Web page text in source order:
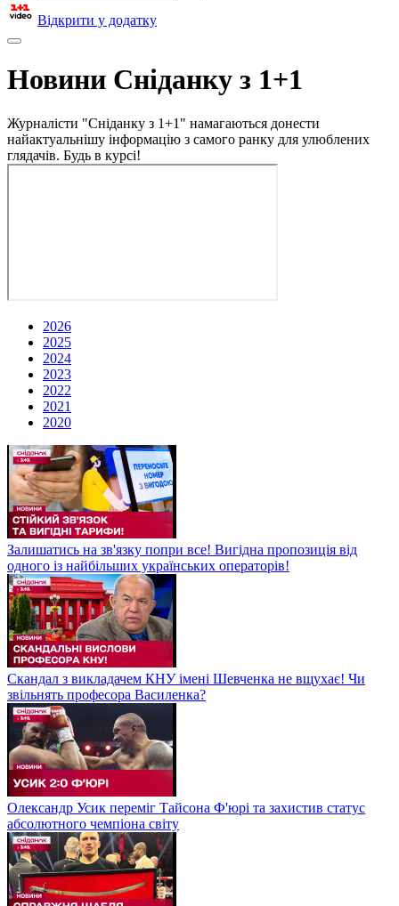
Відкрити у додатку
Новини Сніданку з 1+1
Журналісти "Сніданку з 1+1" намагаються донести
найактуальнішу інформацію з самого ранку для улюблених
глядачів. Будь в курсі!
2026
2025
2024
2023
2022
2021
2020
Залишатись на зв'язку попри все! Вигідна пропозиція від
одного із найбільших українських операторів!
Скандал з викладачем КНУ імені Шевченка не вщухає! Чи
звільнять професора Василенка?
Олександр Усик переміг Тайсона Ф'юрі та захистив статус
абсолютного чемпіона світу